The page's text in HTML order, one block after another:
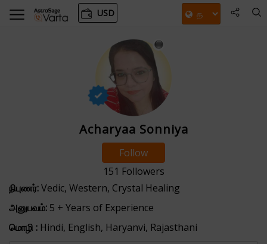
USD
Acharyaa Sonniya
Follow
151 Followers
நிபுணர்:Vedic, Western, Crystal Healing
அனுபவம்: 5 + Years of Experience
மொழி : Hindi, English, Haryanvi, Rajasthani